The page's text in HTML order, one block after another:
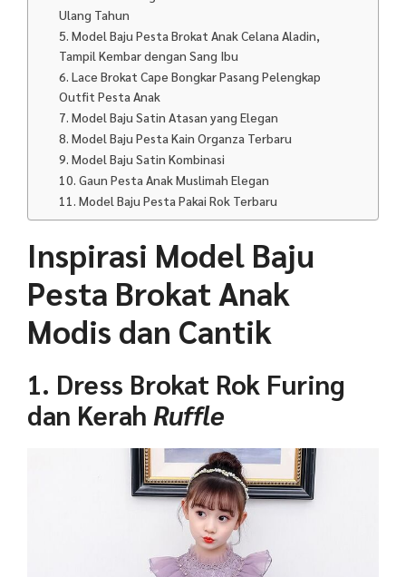
Ulang Tahun
5. Model Baju Pesta Brokat Anak Celana Aladin,
Tampil Kembar dengan Sang Ibu
6. Lace Brokat Cape Bongkar Pasang Pelengkap
Outfit Pesta Anak
7. Model Baju Satin Atasan yang Elegan
8. Model Baju Pesta Kain Organza Terbaru
9. Model Baju Satin Kombinasi
10. Gaun Pesta Anak Muslimah Elegan
11. Model Baju Pesta Pakai Rok Terbaru
Inspirasi Model Baju
Pesta Brokat Anak
Modis dan Cantik
1. Dress Brokat Rok Furing
dan Kerah Ruffle